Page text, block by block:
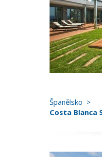
Španělsko
Costa Blanca